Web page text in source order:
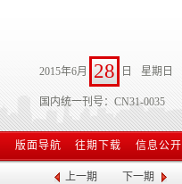
2015年6月 28 日 星期日
国内统一刊号：CN31-0035
版面导航 往期下载 信息公开
上一期 下一期